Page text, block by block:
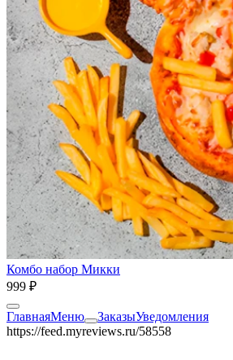
Комбо набор Микки
999 ₽
ГлавнаяМеню ЗаказыУведомления
https://feed.myreviews.ru/58558